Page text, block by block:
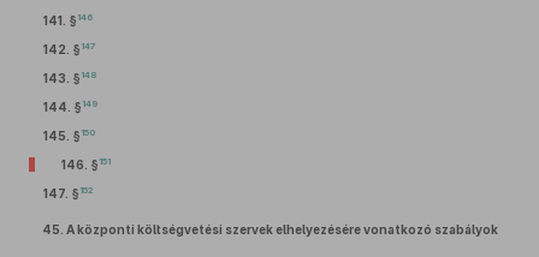
141. § 146
142. § 147
143. § 148
144. § 149
145. § 150
146. § 151
147. § 152
45. A központi költségvetési szervek elhelyezésére vonatkozó szabályok